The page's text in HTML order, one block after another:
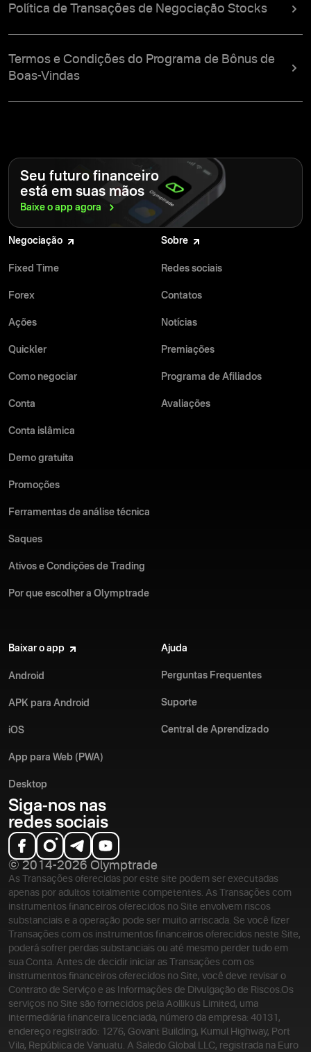
Política de Transações de Negociação Stocks
Termos e Condições do Programa de Bônus de
Boas-Vindas
Seu futuro financeiro
está em suas mãos
Baixe o app agora
Negociação
Fixed Time
Forex
Ações
Quickler
Como negociar
Conta
Conta islâmica
Demo gratuita
Promoções
Ferramentas de análise técnica
Saques
Ativos e Condições de Trading
Por que escolher a Olymptrade
Sobre
Redes sociais
Contatos
Notícias
Premiações
Programa de Afiliados
Avaliações
Baixar o app
Android
APK para Android
iOS
App para Web (PWA)
Desktop
Ajuda
Perguntas Frequentes
Suporte
Central de Aprendizado
Siga-nos nas
redes sociais
© 2014-2026 Olymptrade
As Transações oferecidas por este site podem ser executadas
apenas por adultos totalmente competentes. As Transações com
instrumentos financeiros oferecidos no Site envolvem riscos
substanciais e a operação pode ser muito arriscada. Se você fizer
Transações com os instrumentos financeiros oferecidos neste Site,
poderá sofrer perdas substanciais ou até mesmo perder tudo em
sua Conta. Antes de decidir iniciar as Transações com os
instrumentos financeiros oferecidos no Site, você deve revisar o
Contrato de Serviço e as Informações de Divulgação de Riscos.Os
serviços no Site são fornecidos pela Aollikus Limited, uma
intermediária financeira licenciada, número da empresa: 40131,
endereço registrado: 1276, Govant Building, Kumul Highway, Port
Vila, República de Vanuatu. A Saledo Global LLC, registrada na Euro